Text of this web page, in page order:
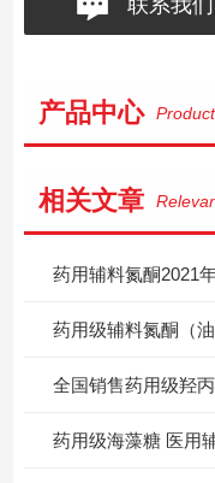
产品中心
相关文章
药用辅料氮酮2021
药用级辅料氮酮（
全国销售药用级羟
药用级海藻糖 医用